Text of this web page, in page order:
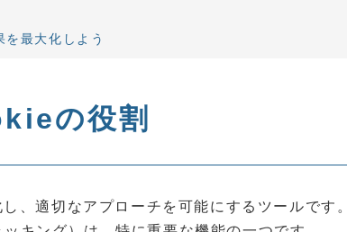
最大化しよう
の役割
、適切なアプローチを可能にするツールです